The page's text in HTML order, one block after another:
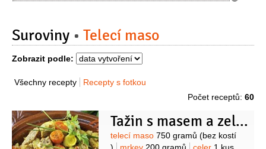
Suroviny Telecí maso
Zobrazit podle:
Všechny recepty
Recepty s fotkou
Počet receptů: 60
Tažin s masem a zeleninou
Suroviny
telecí maso 750 gramů (bez kostí